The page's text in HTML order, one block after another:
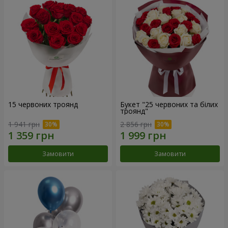
15 червоних троянд
1 941 грн
Замовити
Букет "25 червоних та білих
троянд"
2 856 грн
Замовити